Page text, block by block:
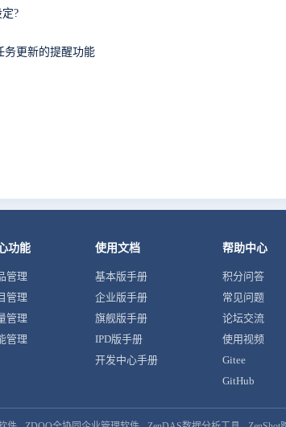
?
务更新的提醒功能
功能
管理
管理
管理
管理
使用文档
基本版手册
企业版手册
旗舰版手册
IPD版手册
开发中心手册
帮助中心
积分问答
常见问题
论坛交流
使用视频
Gitee
GitHub